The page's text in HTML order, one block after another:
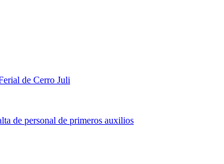
de Cerro Juli
de personal de primeros auxilios